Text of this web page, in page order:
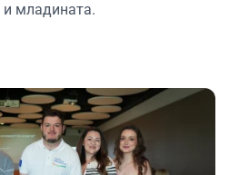
и младината.